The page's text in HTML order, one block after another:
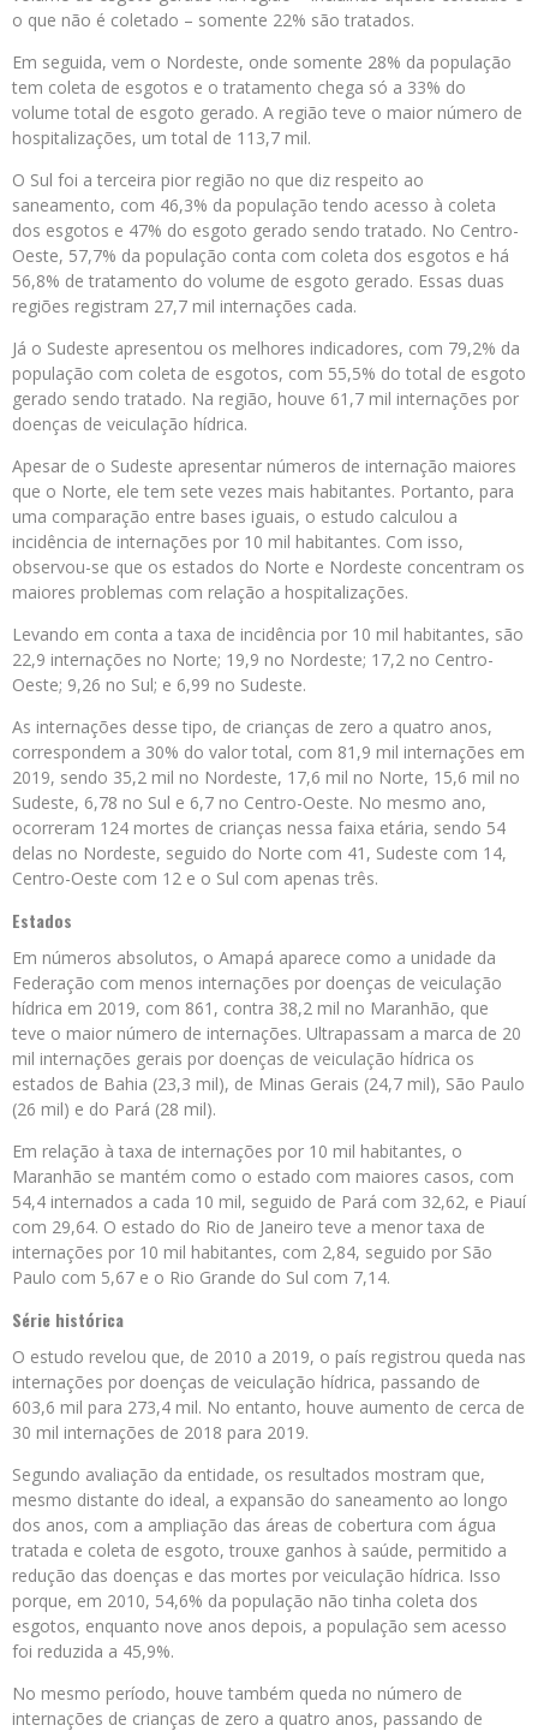
o que não é coletado – somente 22% são tratados.
Em seguida, vem o Nordeste, onde somente 28% da população
tem coleta de esgotos e o tratamento chega só a 33% do
volume total de esgoto gerado. A região teve o maior número de
hospitalizações, um total de 113,7 mil.
O Sul foi a terceira pior região no que diz respeito ao
saneamento, com 46,3% da população tendo acesso à coleta
dos esgotos e 47% do esgoto gerado sendo tratado. No Centro-
Oeste, 57,7% da população conta com coleta dos esgotos e há
56,8% de tratamento do volume de esgoto gerado. Essas duas
regiões registram 27,7 mil internações cada.
Já o Sudeste apresentou os melhores indicadores, com 79,2% da
população com coleta de esgotos, com 55,5% do total de esgoto
gerado sendo tratado. Na região, houve 61,7 mil internações por
doenças de veiculação hídrica.
Apesar de o Sudeste apresentar números de internação maiores
que o Norte, ele tem sete vezes mais habitantes. Portanto, para
uma comparação entre bases iguais, o estudo calculou a
incidência de internações por 10 mil habitantes. Com isso,
observou-se que os estados do Norte e Nordeste concentram os
maiores problemas com relação a hospitalizações.
Levando em conta a taxa de incidência por 10 mil habitantes, são
22,9 internações no Norte; 19,9 no Nordeste; 17,2 no Centro-
Oeste; 9,26 no Sul; e 6,99 no Sudeste.
As internações desse tipo, de crianças de zero a quatro anos,
correspondem a 30% do valor total, com 81,9 mil internações em
2019, sendo 35,2 mil no Nordeste, 17,6 mil no Norte, 15,6 mil no
Sudeste, 6,78 no Sul e 6,7 no Centro-Oeste. No mesmo ano,
ocorreram 124 mortes de crianças nessa faixa etária, sendo 54
delas no Nordeste, seguido do Norte com 41, Sudeste com 14,
Centro-Oeste com 12 e o Sul com apenas três.
Estados
Em números absolutos, o Amapá aparece como a unidade da
Federação com menos internações por doenças de veiculação
hídrica em 2019, com 861, contra 38,2 mil no Maranhão, que
teve o maior número de internações. Ultrapassam a marca de 20
mil internações gerais por doenças de veiculação hídrica os
estados de Bahia (23,3 mil), de Minas Gerais (24,7 mil), São Paulo
(26 mil) e do Pará (28 mil).
Em relação à taxa de internações por 10 mil habitantes, o
Maranhão se mantém como o estado com maiores casos, com
54,4 internados a cada 10 mil, seguido de Pará com 32,62, e Piauí
com 29,64. O estado do Rio de Janeiro teve a menor taxa de
internações por 10 mil habitantes, com 2,84, seguido por São
Paulo com 5,67 e o Rio Grande do Sul com 7,14.
Série histórica
O estudo revelou que, de 2010 a 2019, o país registrou queda nas
internações por doenças de veiculação hídrica, passando de
603,6 mil para 273,4 mil. No entanto, houve aumento de cerca de
30 mil internações de 2018 para 2019.
Segundo avaliação da entidade, os resultados mostram que,
mesmo distante do ideal, a expansão do saneamento ao longo
dos anos, com a ampliação das áreas de cobertura com água
tratada e coleta de esgoto, trouxe ganhos à saúde, permitido a
redução das doenças e das mortes por veiculação hídrica. Isso
porque, em 2010, 54,6% da população não tinha coleta dos
esgotos, enquanto nove anos depois, a população sem acesso
foi reduzida a 45,9%.
No mesmo período, houve também queda no número de
internações de crianças de zero a quatro anos, passando de